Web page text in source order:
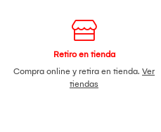
Retiro en tienda
Compra online y retira en tienda. Ver
tiendas